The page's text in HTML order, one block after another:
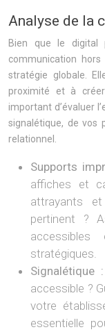
Analyse de la
Bien que le digital
communication
stratégie globale.
proximité et à
important d’évaluer
signalétique, de vos
relationnel.
Supports
affiches et
attrayants
pertinent ?
stratégiques.
Signalétique :
accessible ?
votre
essentielle